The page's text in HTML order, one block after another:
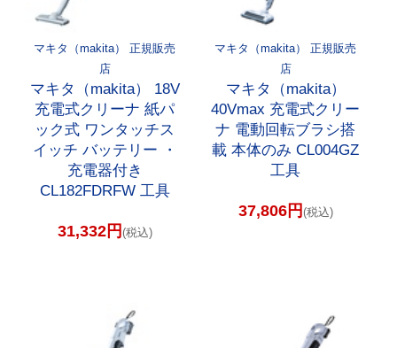
マキタ（makita） 正規販売
店
マキタ（makita） 18V
充電式クリーナ 紙パ
ック式 ワンタッチス
イッチ バッテリー ・
充電器付き
CL182FDRFW 工具
31,332円 (税込)
マキタ（makita） 正規販売
店
マキタ（makita）
40Vmax 充電式クリー
ナ 電動回転ブラシ搭
載 本体のみ CL004GZ
工具
37,806円 (税込)